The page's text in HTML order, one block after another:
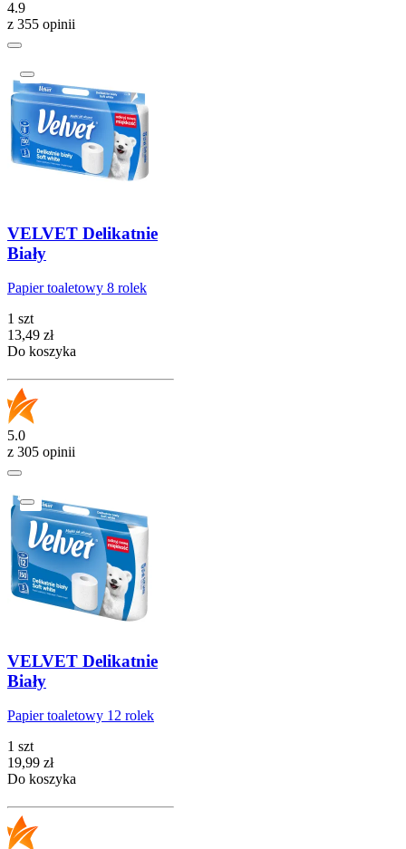
4.9
z 355 opinii
VELVET Delikatnie
Biały
Papier toaletowy 8 rolek
1 szt
Cena
13,49 zł
Do koszyka
5.0
z 305 opinii
VELVET Delikatnie
Biały
Papier toaletowy 12 rolek
1 szt
Cena
19,99 zł
Do koszyka